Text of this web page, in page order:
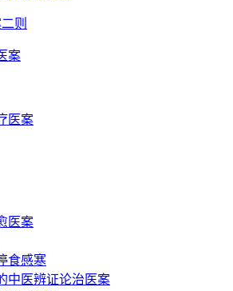
则
医案
食感寒
中医辨证论治医案